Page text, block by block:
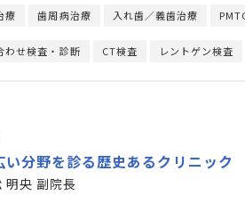
療 歯周病治療 入れ歯／義歯治療
わせ検査・診断 CT検査 レントゲン検査
い分野を診る歴史あるクリニック
明央 副院長